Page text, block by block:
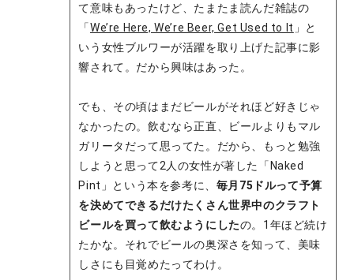
て意味もあったけど、たまたま読んだ雑誌の
「We’re Here, We’re Beer, Get Used to It 」と
いう女性ブルワーが活躍を取り上げた記事に影
響されて。だから興味はあった。
でも、その頃はまだビールがそれほど好きじゃ
なかったの。飲むなら正直、ビールよりもマル
ガリータだって思ってた。だから、もっと勉強
しようと思って2人の女性が著した「Naked
Pint」という本を参考に、 毎月75ドルって予算
を決めてできるだけたくさん世界中のクラフト
ビールを買って飲むようにしたの。1年ほど続け
たかな。それでビールの奥深さを知って、美味
しさにも目覚めたってわけ。